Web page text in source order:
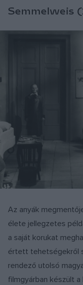
Semmelweis
Az anyák
élete jellegzetes
a saját korukat
értett tehetségekről
rendező utolsó
filmgyárban készült